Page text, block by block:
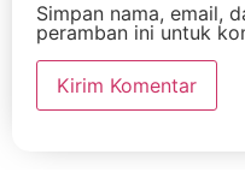
Simpan nama, email,
peramban ini untuk